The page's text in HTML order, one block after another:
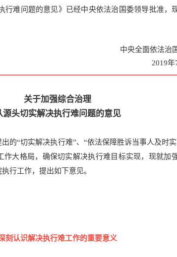
行难问题的意见》已经中央依法治国委领导批准，
中央全面依法治
2019年
关于加强综合治理
源头切实解决执行难问题的意见
的“切实解决执行难”、“依法保障胜诉当事人及时
大格局，确保切实解决执行难目标实现，现就加
行工作，提出如下意见。
刻认识解决执行难工作的重要意义